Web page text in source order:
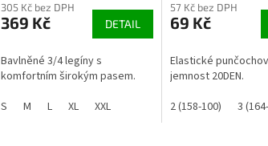
305 Kč bez DPH
369 Kč DETAIL
Bavlněné 3/4 legíny s
komfortním širokým pasem.
S
M L XL XXL
57 Kč bez DPH
69 Kč
Elastické
jemnost 20DEN.
2 (158-100)
3